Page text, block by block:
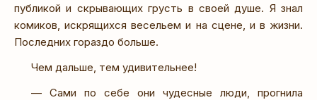
публикой и скрывающих грусть в своей душе. Я знал
комиков, искрящихся весельем и на сцене, и в жизни.
Последних гораздо больше.
Чем дальше, тем удивительнее!
— Сами по себе они чудесные люди, прогнила